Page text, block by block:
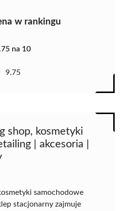
w rankingu
na 10
9.75
shop, kosmetyki
| akcesoria |
samochodowe
stacjonarny zajmuje